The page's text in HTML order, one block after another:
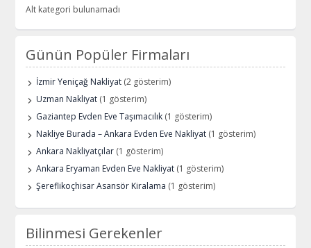
Alt kategori bulunamadı
Günün Popüler Firmaları
İzmir Yeniçağ Nakliyat (2 gösterim)
Uzman Nakliyat (1 gösterim)
Gaziantep Evden Eve Taşımacılık (1 gösterim)
Nakliye Burada – Ankara Evden Eve Nakliyat (1 gösterim)
Ankara Nakliyatçılar (1 gösterim)
Ankara Eryaman Evden Eve Nakliyat (1 gösterim)
Şereflikoçhisar Asansör Kiralama (1 gösterim)
Bilinmesi Gerekenler